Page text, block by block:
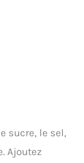
sucre, le sel,
Ajoutez